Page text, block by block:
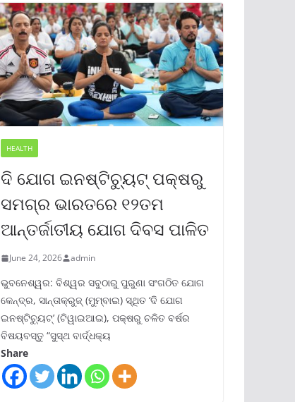
HEALTH
ଦି ଯୋଗ ଇନଷ୍ଟିଚ୍ୟୁଟ୍ ପକ୍ଷରୁ
ସମଗ୍ର ଭାରତରେ ୧୨ତମ
ଆନ୍ତର୍ଜାତୀୟ ଯୋଗ ଦିବସ ପାଳିତ
June 24, 2026 admin
ଭୁବନେଶ୍ୱର: ବିଶ୍ୱର ସବୁଠାରୁ ପୁରୁଣା ସଂଗଠିତ ଯୋଗ
କେନ୍ଦ୍ର, ସାନ୍ତାକ୍ରୁଜ୍ (ମୁମ୍ବାଇ) ସ୍ଥିତ ‘ଦି ଯୋଗ
ଇନଷ୍ଟିଚ୍ୟୁଟ୍‌’ (ଟିୱାଇଆଇ), ପକ୍ଷରୁ ଚଳିତ ବର୍ଷର
ବିଷୟବସ୍ତୁ “ସୁସ୍ଥ ବାର୍ଦ୍ଧକ୍ୟ
Share